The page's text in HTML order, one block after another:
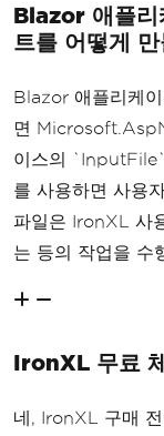
Blazor 애플리
트를 어떻게
Blazor 애플리케
면
이스의 `InputFile`
를 사용하면 사용
파일은 IronXL 사
는 등의 작업을 수
IronXL 무료
네, IronXL 구매